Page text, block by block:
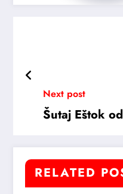
Next post
Šutaj Eštok
RELATED